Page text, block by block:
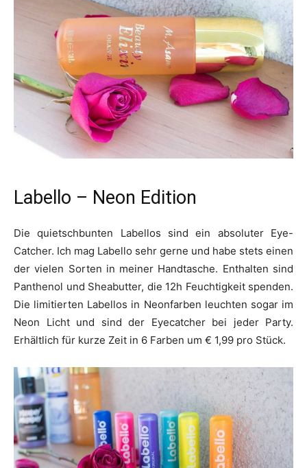
Labello – Neon Edition
Die quietschbunten Labellos sind ein absoluter Eye-
Catcher. Ich mag Labello sehr gerne und habe stets einen
der vielen Sorten in meiner Handtasche. Enthalten sind
Panthenol und Sheabutter, die 12h Feuchtigkeit spenden.
Die limitierten Labellos in Neonfarben leuchten sogar im
Neon Licht und sind der Eyecatcher bei jeder Party.
Erhältlich für kurze Zeit in 6 Farben um € 1,99 pro Stück.